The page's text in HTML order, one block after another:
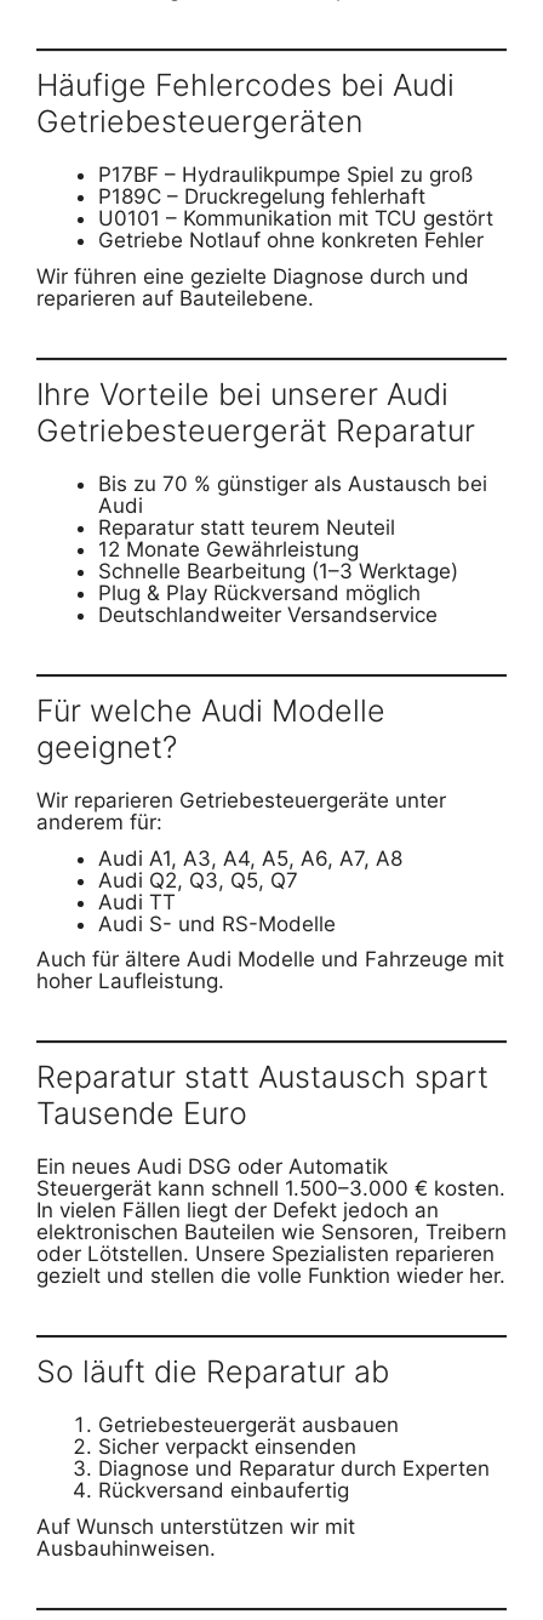
Häufige Fehlercodes bei Audi
Getriebesteuergeräten
P17BF – Hydraulikpumpe Spiel zu groß
P189C – Druckregelung fehlerhaft
U0101 – Kommunikation mit TCU gestört
Getriebe Notlauf ohne konkreten Fehler
Wir führen eine gezielte Diagnose durch und
reparieren auf Bauteilebene.
Ihre Vorteile bei unserer Audi
Getriebesteuergerät Reparatur
Bis zu 70 % günstiger als Austausch bei
Audi
Reparatur statt teurem Neuteil
12 Monate Gewährleistung
Schnelle Bearbeitung (1–3 Werktage)
Plug & Play Rückversand möglich
Deutschlandweiter Versandservice
Für welche Audi Modelle
geeignet?
Wir reparieren Getriebesteuergeräte unter
anderem für:
Audi A1, A3, A4, A5, A6, A7, A8
Audi Q2, Q3, Q5, Q7
Audi TT
Audi S- und RS-Modelle
Auch für ältere Audi Modelle und Fahrzeuge mit
hoher Laufleistung.
Reparatur statt Austausch spart
Tausende Euro
Ein neues Audi DSG oder Automatik
Steuergerät kann schnell 1.500–3.000 € kosten.
In vielen Fällen liegt der Defekt jedoch an
elektronischen Bauteilen wie Sensoren, Treibern
oder Lötstellen. Unsere Spezialisten reparieren
gezielt und stellen die volle Funktion wieder her.
So läuft die Reparatur ab
Getriebesteuergerät ausbauen
Sicher verpackt einsenden
Diagnose und Reparatur durch Experten
Rückversand einbaufertig
Auf Wunsch unterstützen wir mit
Ausbauhinweisen.